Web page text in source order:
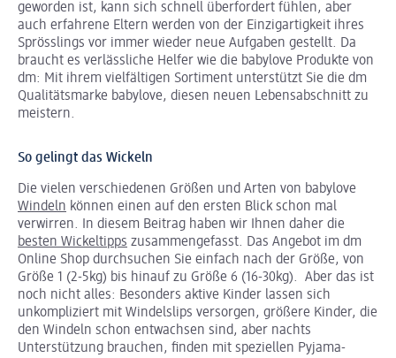
geworden ist, kann sich schnell überfordert fühlen, aber
auch erfahrene Eltern werden von der Einzigartigkeit ihres
Sprösslings vor immer wieder neue Aufgaben gestellt. Da
braucht es verlässliche Helfer wie die babylove Produkte von
dm: Mit ihrem vielfältigen Sortiment unterstützt Sie die dm
Qualitätsmarke babylove, diesen neuen Lebensabschnitt zu
meistern.
So gelingt das Wickeln
Die vielen verschiedenen Größen und Arten von babylove
Windeln können einen auf den ersten Blick schon mal
verwirren. In diesem Beitrag haben wir Ihnen daher die
besten Wickeltipps zusammengefasst. Das Angebot im dm
Online Shop durchsuchen Sie einfach nach der Größe, von
Größe 1 (2-5kg) bis hinauf zu Größe 6 (16-30kg). Aber das ist
noch nicht alles: Besonders aktive Kinder lassen sich
unkompliziert mit Windelslips versorgen, größere Kinder, die
den Windeln schon entwachsen sind, aber nachts
Unterstützung brauchen, finden mit speziellen Pyjama-